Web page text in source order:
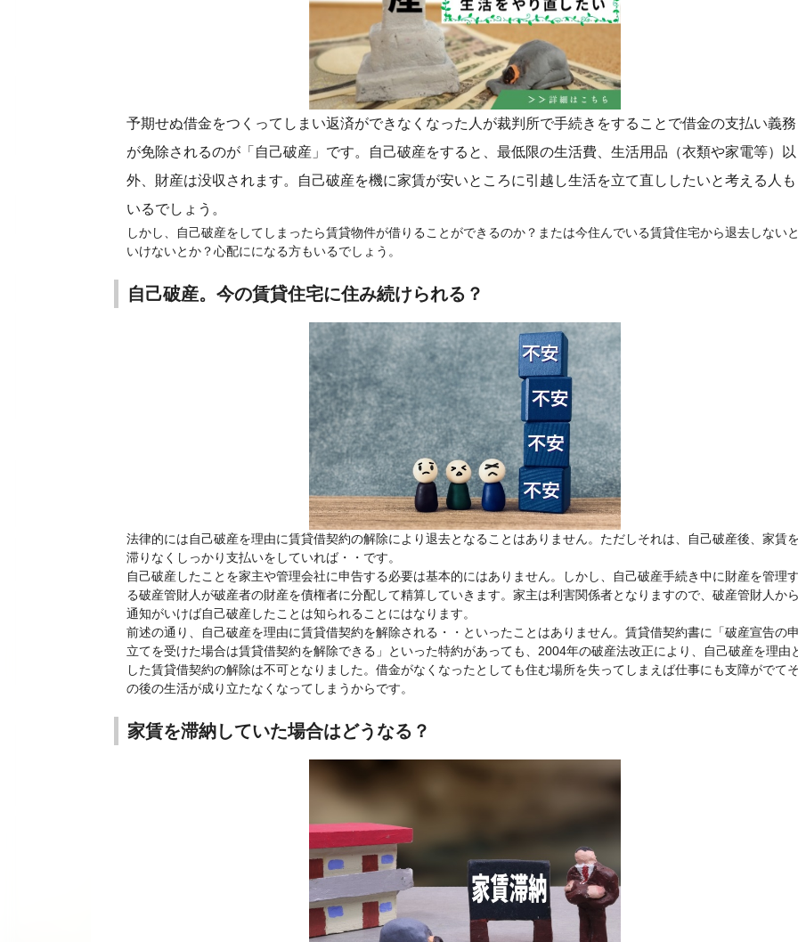
予期せぬ借金をつくってしまい返済ができなくなった人が裁判所で手続きをすることで借金の支払い義務
が免除されるのが「自己破産」です。自己破産をすると、最低限の生活費、生活用品（衣類や家電等）以
外、財産は没収されます。自己破産を機に家賃が安いところに引越し生活を立て直ししたいと考える人も
いるでしょう。
しかし、自己破産をしてしまったら賃貸物件が借りることができるのか？または今住んでいる賃貸住宅から退去しない
いけないとか？心配にになる方もいるでしょう。
自己破産。今の賃貸住宅に住み続けられる？
法律的には自己破産を理由に賃貸借契約の解除により退去となることはありません。ただしそれは、自己破産後、家賃
滞りなくしっかり支払いをしていれば・・です。
自己破産したことを家主や管理会社に申告する必要は基本的にはありません。しかし、自己破産手続き中に財産を管理
る破産管財人が破産者の財産を債権者に分配して精算していきます。家主は利害関係者となりますので、破産管財人か
通知がいけば自己破産したことは知られることにはなります。
前述の通り、自己破産を理由に賃貸借契約を解除される・・といったことはありません。賃貸借契約書に「破産宣告の
立てを受けた場合は賃貸借契約を解除できる」といった特約があっても、2004年の破産法改正により、自己破産を理由
した賃貸借契約の解除は不可となりました。借金がなくなったとしても住む場所を失ってしまえば仕事にも支障がでて
の後の生活が成り立たなくなってしまうからです。
家賃を滞納していた場合はどうなる？